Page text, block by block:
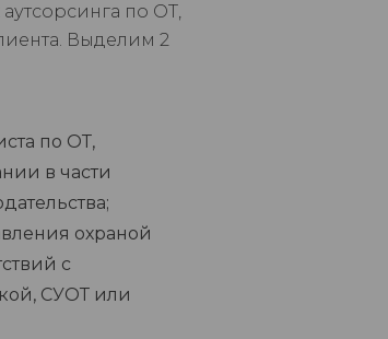
по ОТ,
Выделим 2
по ОТ,
в части
охраной
с
СУОТ или